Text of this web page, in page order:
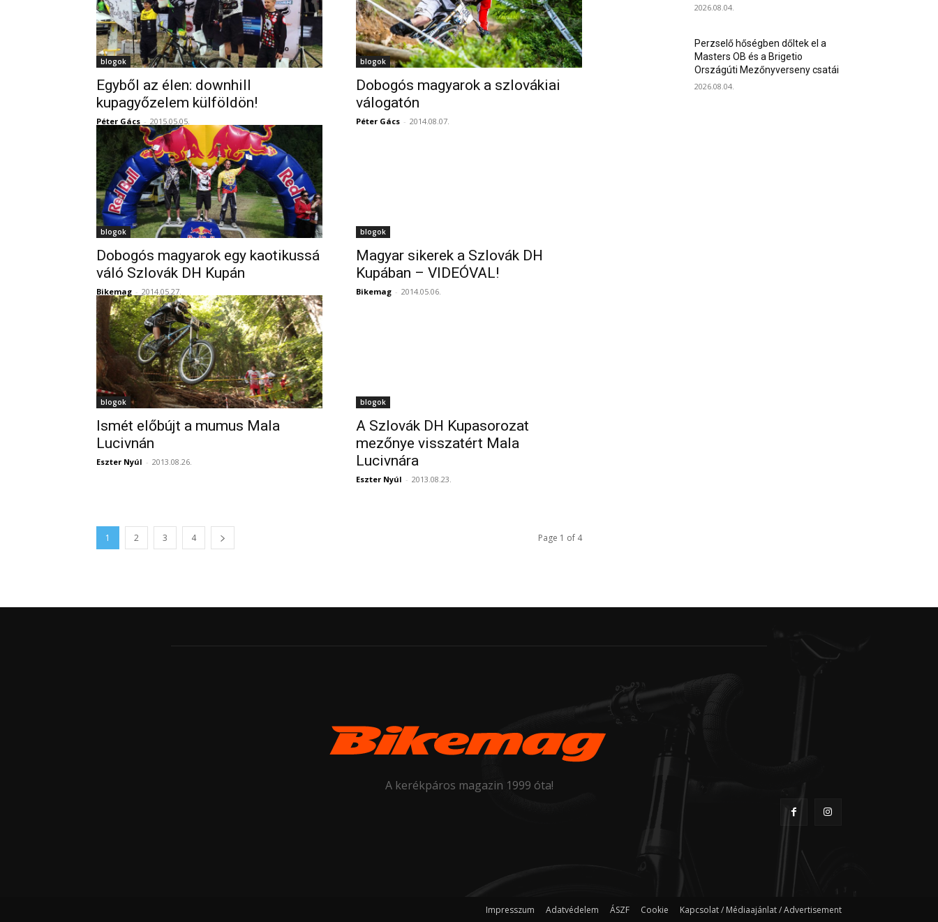
blogok
Egyből az élen: downhill
kupagyőzelem külföldön!
Péter Gács - 2015.05.05.
blogok
Dobogós magyarok a szlovákiai
válogatón
Péter Gács - 2014.08.07.
blogok
Dobogós magyarok egy kaotikussá
váló Szlovák DH Kupán
Bikemag - 2014.05.27.
blogok
Magyar sikerek a Szlovák DH
Kupában – VIDEÓVAL!
Bikemag - 2014.05.06.
blogok
Ismét előbújt a mumus Mala
Lucivnán
Eszter Nyúl - 2013.08.26.
blogok
A Szlovák DH Kupasorozat
mezőnye visszatért Mala
Lucivnára
Eszter Nyúl - 2013.08.23.
1 2 3 4 Page 1 of 4
2026.08.04.
Perzselő hőségben dőltek el a
Masters OB és a Brigetio
Országúti Mezőnyverseny csatái
2026.08.04.
A kerékpáros magazin 1999 óta!
Impresszum Adatvédelem ÁSZF Cookie Kapcsolat / Médiaajánlat / Advertisement